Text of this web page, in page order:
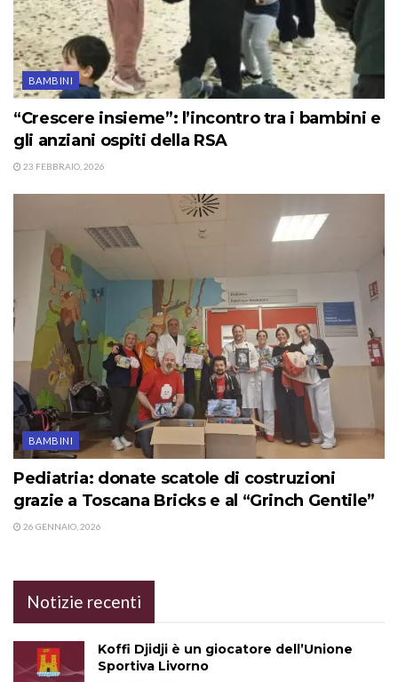
BAMBINI
“Crescere insieme”: l’incontro tra i bambini e
gli anziani ospiti della RSA
23 FEBBRAIO, 2026
BAMBINI
Pediatria: donate scatole di costruzioni
grazie a Toscana Bricks e al “Grinch Gentile”
26 GENNAIO, 2026
Notizie recenti
Koffi Djidji è un giocatore dell’Unione
Sportiva Livorno